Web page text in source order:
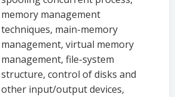
memory management
techniques, main-memory
management, virtual memory
management, file-system
structure, control of disks and
other input/output devices,